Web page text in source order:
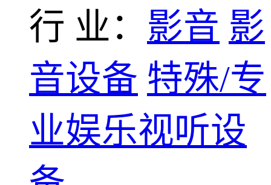
行 业： 影音 影
音设备 特殊/专
业娱乐视听设